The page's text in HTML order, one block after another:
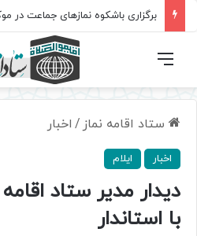
برگزاری باشکوه نمازهای جماعت در
فهرست
ستاد اقامه نماز / اخبار
اخبار ایلام
دیدار مدیر ستاد
با استاندار